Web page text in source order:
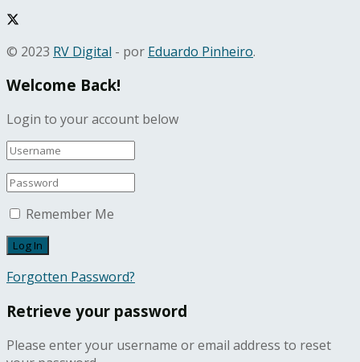
© 2023 RV Digital - por Eduardo Pinheiro.
Welcome Back!
Login to your account below
Remember Me
Forgotten Password?
Retrieve your password
Please enter your username or email address to reset